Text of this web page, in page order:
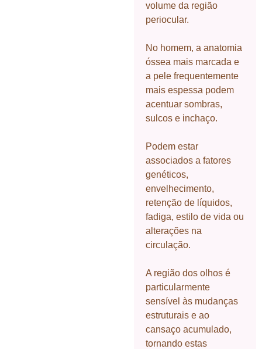
volume da região
periocular.
No homem, a anatomia
óssea mais marcada e
a pele frequentemente
mais espessa podem
acentuar sombras,
sulcos e inchaço.
Podem estar
associados a fatores
genéticos,
envelhecimento,
retenção de líquidos,
fadiga, estilo de vida ou
alterações na
circulação.
A região dos olhos é
particularmente
sensível às mudanças
estruturais e ao
cansaço acumulado,
tornando estas